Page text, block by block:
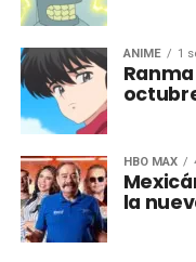
ANIME 1
HBO MAX
la